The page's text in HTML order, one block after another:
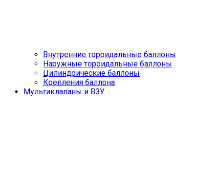
Внутренние тороидальные баллоны
Наружные тороидальные баллоны
Цилиндрические баллоны
Крепления баллона
Мультиклапаны и ВЗУ